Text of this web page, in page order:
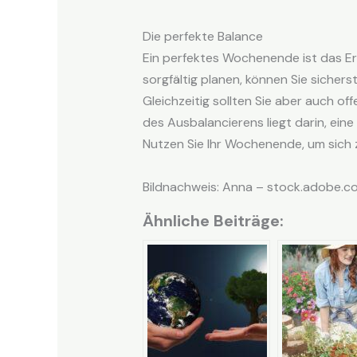
Die perfekte Balance
Ein perfektes Wochenende ist das
sorgfältig planen, können Sie
Gleichzeitig sollten Sie aber auch
des Ausbalancierens liegt darin,
Nutzen Sie Ihr Wochenende, um
Bildnachweis: Anna –
Ähnliche Beiträge: